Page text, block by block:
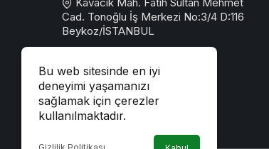
Bu web sitesinde en iyi
deneyimi yaşamanızı
sağlamak için çerezler
kullanılmaktadır.
Cad. Tonoğlu İş Merkezi No:3/4 D:116
Beykoz/İSTANBUL
beykozguncel@gmail.com
iletisim@beykozguncel.com